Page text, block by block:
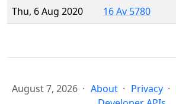
Thu, 6 Aug 2020
16 Av 5780
August 7, 2026 About Privacy